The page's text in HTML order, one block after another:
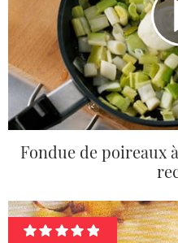
Fondue de poireaux